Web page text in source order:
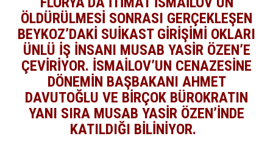
ÖLDÜRÜLMESİ SONRASI GERÇEKLEŞEN
BEYKOZ’DAKİ SUİKAST GİRİŞİMİ OKLARI
ÜNLÜ İŞ İNSANI MUSAB YASİR ÖZEN’E
ÇEVİRİYOR. İSMAİLOV’UN CENAZESİNE
DÖNEMİN BAŞBAKANI AHMET
DAVUTOĞLU VE BİRÇOK BÜROKRATIN
YANI SIRA MUSAB YASİR ÖZEN’İNDE
KATILDIĞI BİLİNİYOR.